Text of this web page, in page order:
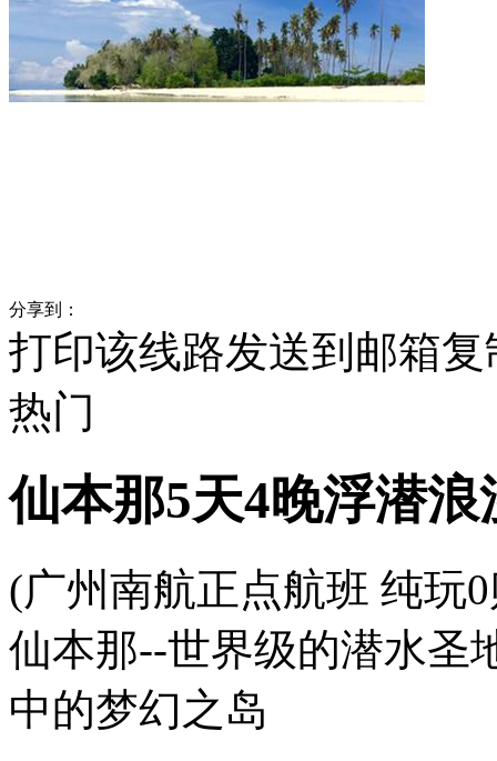
分享到：
打印该线路发送到邮箱复
热门
仙本那5天4晚浮潜浪
(广州南航正点航班 纯玩
仙本那--世界级的潜水圣
中的梦幻之岛